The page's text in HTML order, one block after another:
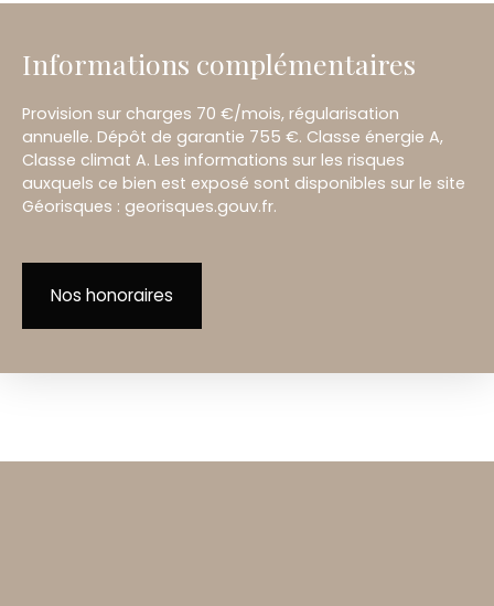
Informations complémentaires
Provision sur charges 70 €/mois, régularisation
annuelle. Dépôt de garantie 755 €. Classe énergie A,
Classe climat A. Les informations sur les risques
auxquels ce bien est exposé sont disponibles sur le site
Géorisques : georisques.gouv.fr.
Nos honoraires